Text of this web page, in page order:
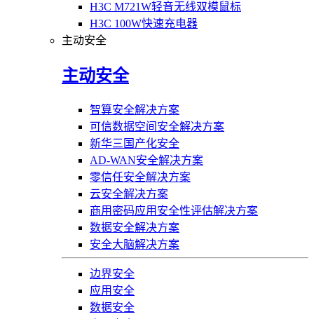
H3C M721W轻音无线双模鼠标
H3C 100W快速充电器
主动安全
主动安全
智算安全解决方案
可信数据空间安全解决方案
新华三国产化安全
AD-WAN安全解决方案
零信任安全解决方案
云安全解决方案
商用密码应用安全性评估解决方案
数据安全解决方案
安全大脑解决方案
边界安全
应用安全
数据安全